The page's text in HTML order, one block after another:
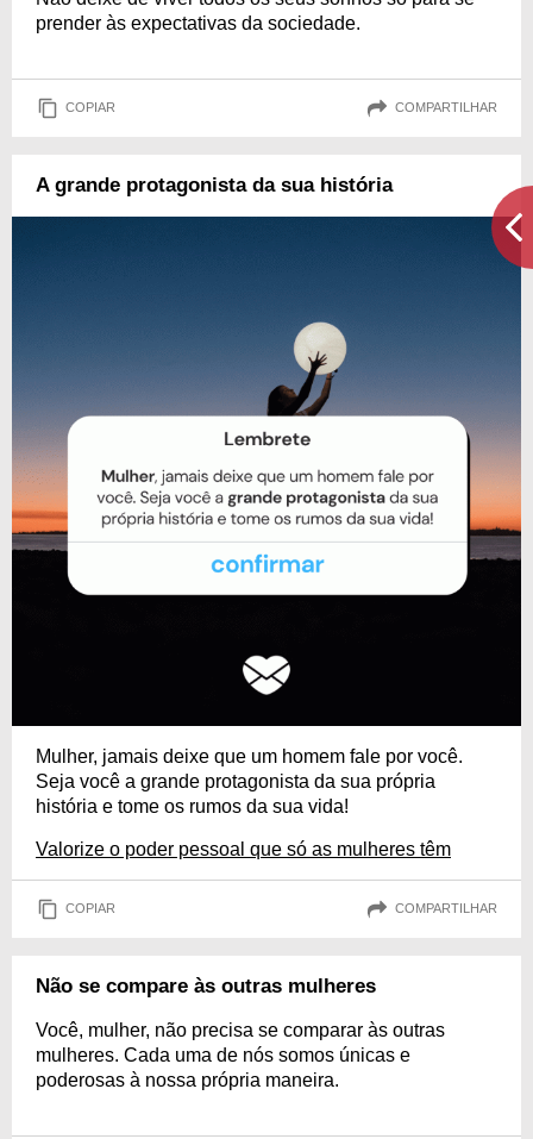
prender às expectativas da sociedade.
COPIAR COMPARTILHAR
A grande protagonista da sua história
Mulher, jamais deixe que um homem fale por você.
Seja você a grande protagonista da sua própria
história e tome os rumos da sua vida!
Valorize o poder pessoal que só as mulheres têm
COPIAR COMPARTILHAR
Não se compare às outras mulheres
Você, mulher, não precisa se comparar às outras
mulheres. Cada uma de nós somos únicas e
poderosas à nossa própria maneira.